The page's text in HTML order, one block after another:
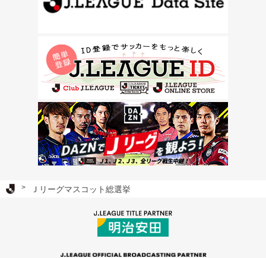
Ｊリーグ TOP
Ｊリーグマスコット総選挙